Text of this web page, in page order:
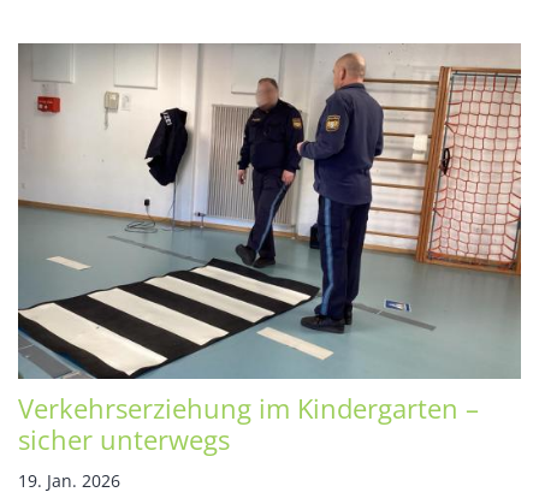
Verkehrserziehung im Kindergarten –
sicher unterwegs
19. Jan. 2026